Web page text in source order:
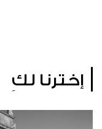
إخترنا لكِ